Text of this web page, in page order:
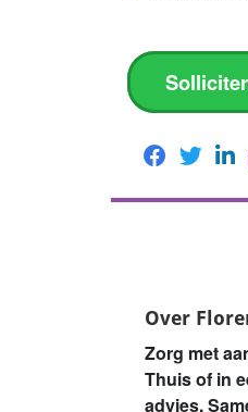
Over
Zorg met
Thuis of in
advies.